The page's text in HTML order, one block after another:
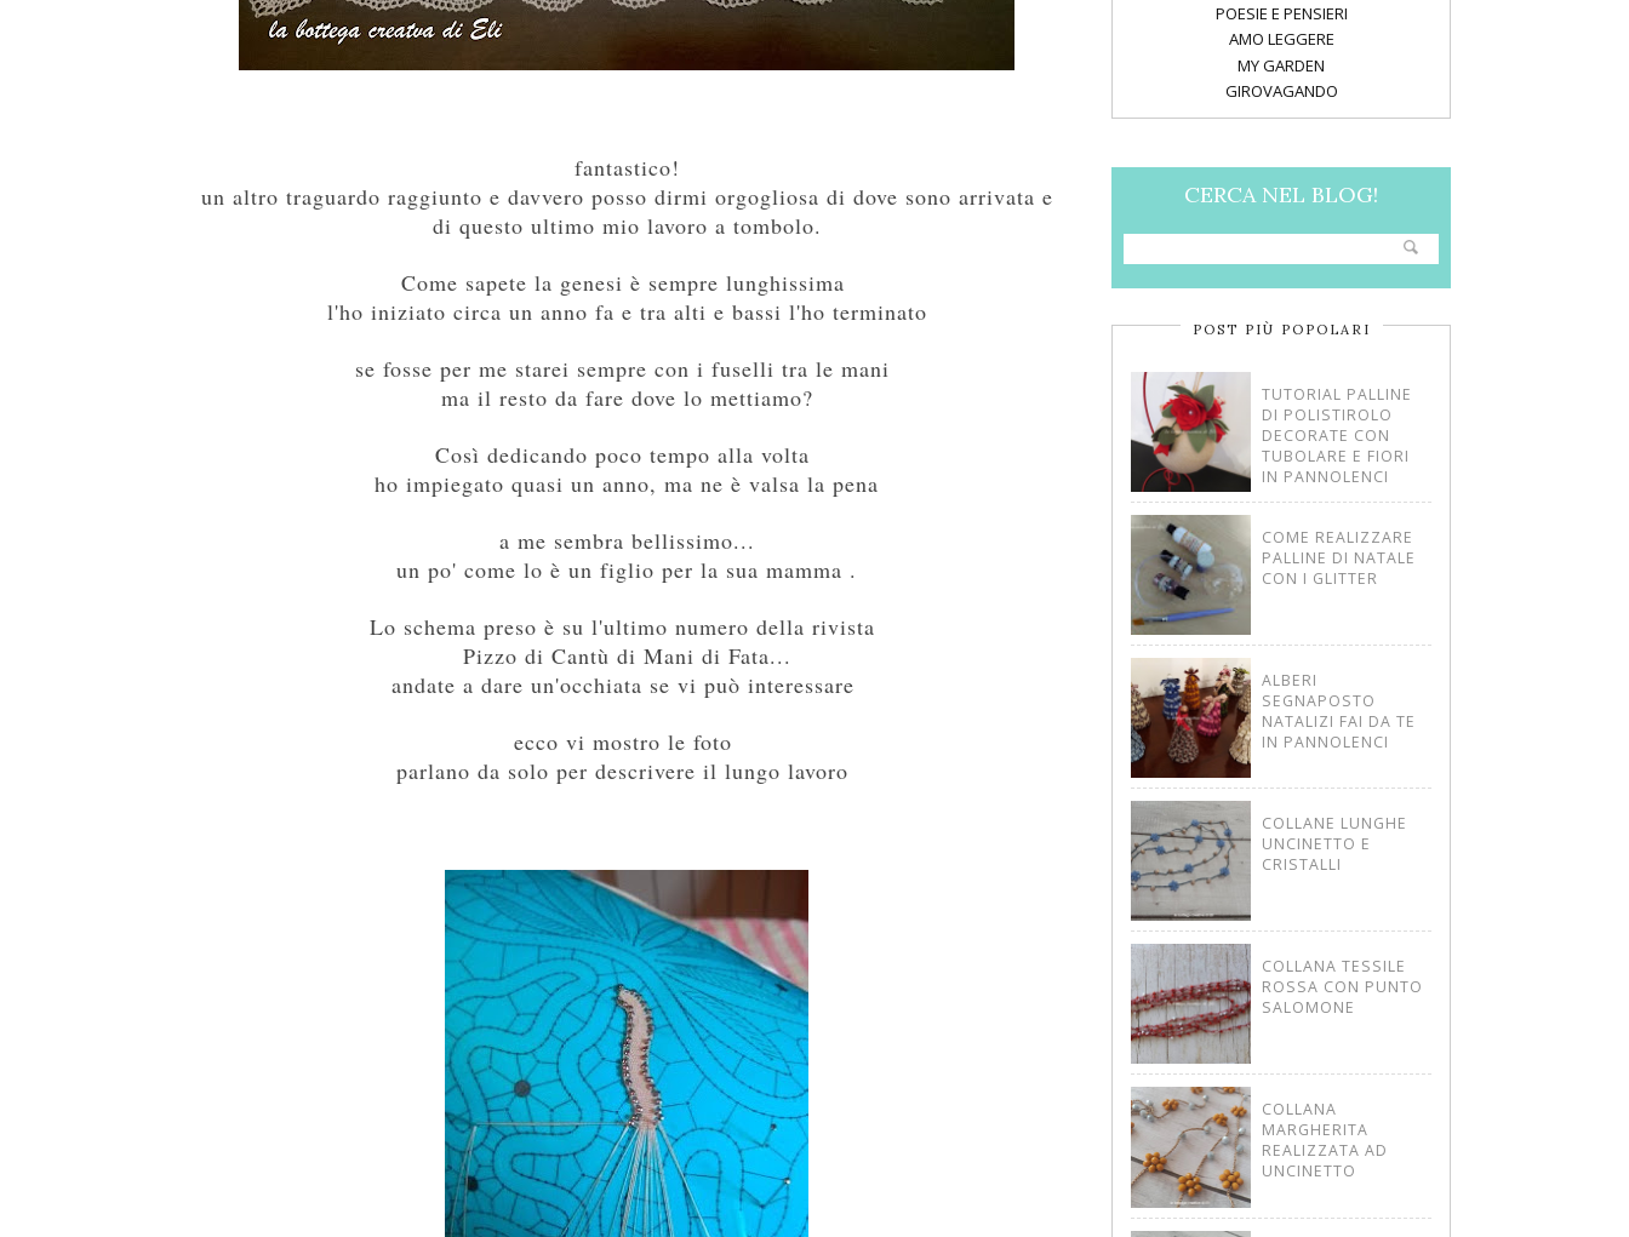
fantastico!
un altro traguardo raggiunto e davvero posso dirmi orgogliosa di dove sono arrivata e
di questo ultimo mio lavoro a tombolo.
Come sapete la genesi è sempre lunghissima
l'ho iniziato circa un anno fa e tra alti e bassi l'ho terminato
se fosse per me starei sempre con i fuselli tra le mani
ma il resto da fare dove lo mettiamo?
Così dedicando poco tempo alla volta
ho impiegato quasi un anno, ma ne è valsa la pena
a me sembra bellissimo...
un po' come lo è un figlio per la sua mamma .
Lo schema preso è su l'ultimo numero della rivista
Pizzo di Cantù di Mani di Fata...
andate a dare un'occhiata se vi può interessare
ecco vi mostro le foto
parlano da solo per descrivere il lungo lavoro
POESIE E PENSIERI
AMO LEGGERE
MY GARDEN
GIROVAGANDO
CERCA NEL BLOG!
POST PIÙ POPOLARI
TUTORIAL PALLINE
DI POLISTIROLO
DECORATE CON
TUBOLARE E FIORI
IN PANNOLENCI
COME REALIZZARE
PALLINE DI NATALE
CON I GLITTER
ALBERI
SEGNAPOSTO
NATALIZI FAI DA TE
IN PANNOLENCI
COLLANE LUNGHE
UNCINETTO E
CRISTALLI
COLLANA TESSILE
ROSSA CON PUNTO
SALOMONE
COLLANA
MARGHERITA
REALIZZATA AD
UNCINETTO